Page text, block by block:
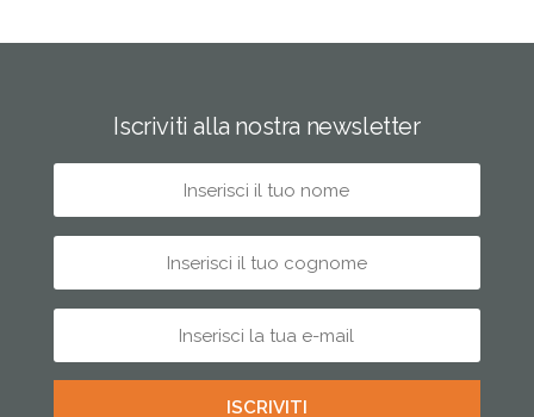
Iscriviti alla nostra newsletter